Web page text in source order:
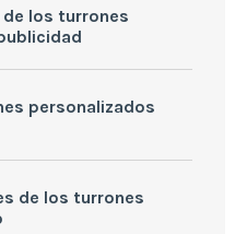
los turrones
personalizados
de los turrones